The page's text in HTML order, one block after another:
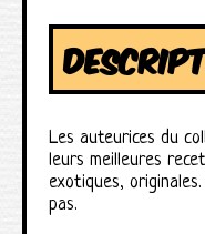
Les auteurices du
leurs meilleures
exotiques,
pas.